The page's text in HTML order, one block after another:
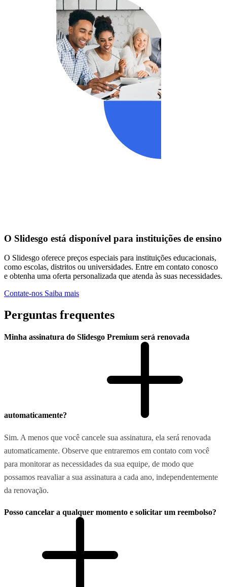
O Slidesgo está disponível para instituições de ensino
O Slidesgo oferece preços especiais para instituições educacionais,
como escolas, distritos ou universidades. Entre em contato conosco
e obtenha uma oferta personalizada que atenda às suas necessidades.
Contate-nos Saiba mais
Perguntas frequentes
Minha assinatura do Slidesgo Premium será renovada
automaticamente?
Sim. A menos que você cancele sua assinatura, ela será renovada
automaticamente. Observe que entraremos em contato com você
para monitorar as necessidades da sua equipe, de modo que
possamos reavaliar a sua assinatura a cada ano, independentemente
da renovação.
Posso cancelar a qualquer momento e solicitar um reembolso?